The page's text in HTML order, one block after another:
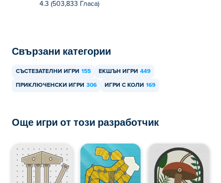
4.3 (503,833 Гласa)
Свързани категории
СЪСТЕЗАТЕЛНИ ИГРИ 155 ЕКШЪН ИГРИ 449
ПРИКЛЮЧЕНСКИ ИГРИ 306 ИГРИ С КОЛИ 169
Още игри от този разработчик